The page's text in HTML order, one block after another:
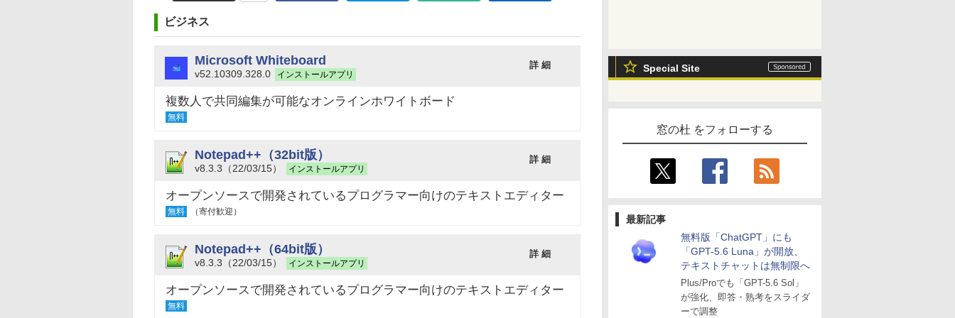
Special Site
窓の杜 をフォローする
最新記事
無料版「ChatGPT」にも
「GPT-5.6 Luna」が開放、
テキストチャットは無制限へ
Plus/Proでも「GPT-5.6 Sol」
が強化、即答・熟考をスライダ
ーで調整
ビジネス
Microsoft Whiteboard
v52.10309.328.0 インストールアプリ
詳 細
複数人で共同編集が可能なオンラインホワイトボード
無料
Notepad++（32bit版）
v8.3.3（22/03/15） インストールアプリ
詳 細
オープンソースで開発されているプログラマー向けのテキストエディター
無料 （寄付歓迎）
Notepad++（64bit版）
v8.3.3（22/03/15） インストールアプリ
詳 細
オープンソースで開発されているプログラマー向けのテキストエディター
無料